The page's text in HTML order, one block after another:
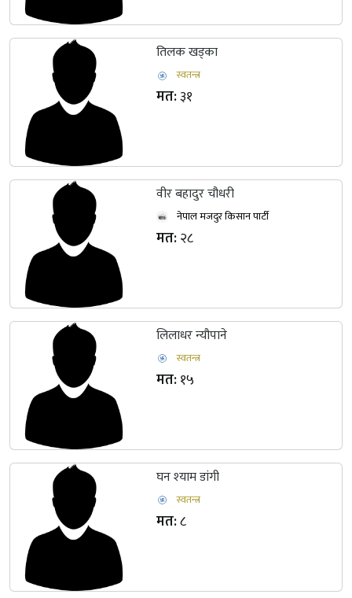
तिलक खड्का
स्वतन्त्र
मत:३१
वीर बहादुर चौधरी
नेपाल मजदुर किसान पार्टी
मत:२८
लिलाधर न्यौपाने
स्वतन्त्र
मत:१५
घन श्‍याम डांगी
स्वतन्त्र
मत:८